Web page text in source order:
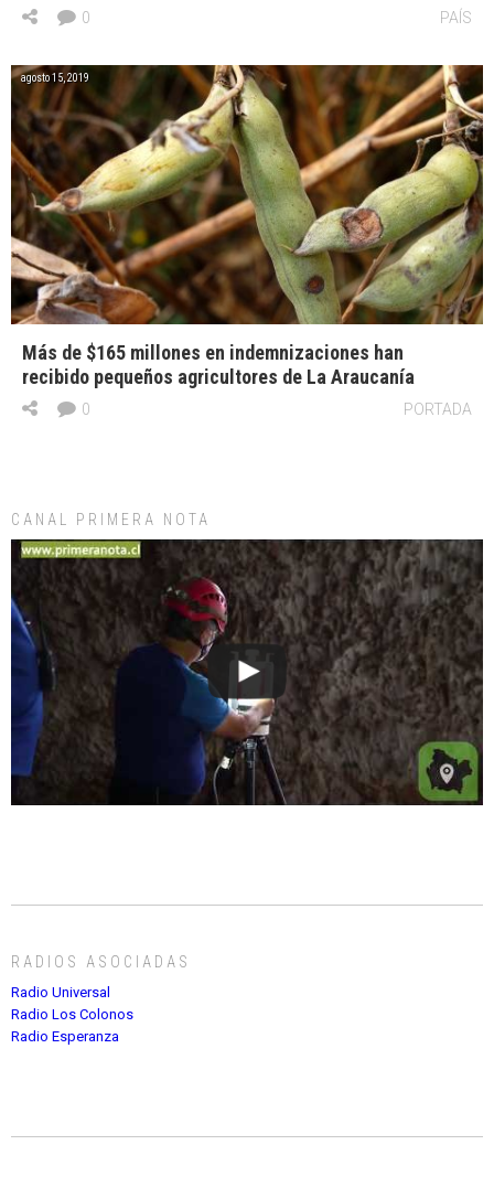
PAÍS
0
agosto 15, 2019
Más de $165 millones en indemnizaciones han
recibido pequeños agricultores de La Araucanía
PORTADA
0
CANAL PRIMERA NOTA
RADIOS ASOCIADAS
Radio Universal
Radio Los Colonos
Radio Esperanza